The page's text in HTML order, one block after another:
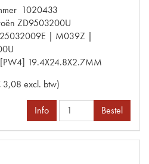
1020433
ZD9503200U
25032009E | M039Z |
[PW4] 19.4X24.8X2.7MM
3,08 excl. btw)
Info Bestel